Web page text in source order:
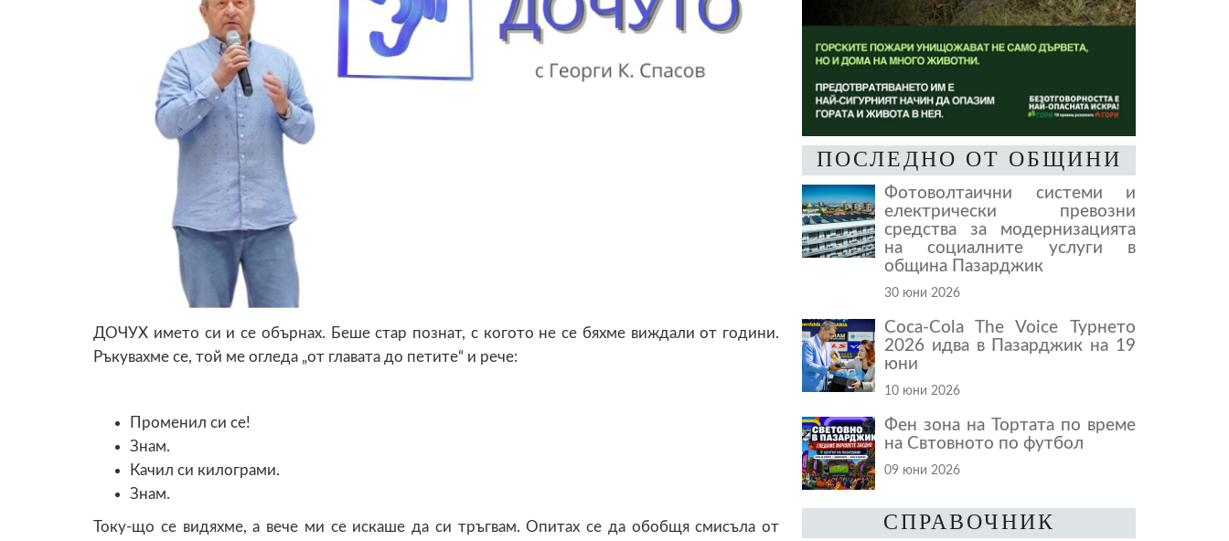
ДОЧУХ името си и се обърнах. Беше стар познат, с когото не се бяхме виждали от години.
Ръкувахме се, той ме огледа „от главата до петите“ и рече:
Променил си се!
Знам.
Качил си килограми.
Знам.
Току-що се видяхме, а вече ми се искаше да си тръгвам. Опитах се да обобщя смисъла от
ПОСЛЕДНО ОТ ОБЩИНИ
Фотоволтаични системи и
електрически превозни
средства за модернизацията
на социалните услуги в
община Пазарджик
30 юни 2026
Coca-Cola The Voice Турнето
2026 идва в Пазарджик на 19
юни
10 юни 2026
Фен зона на Тортата по време
на Свтовното по футбол
09 юни 2026
СПРАВОЧНИК